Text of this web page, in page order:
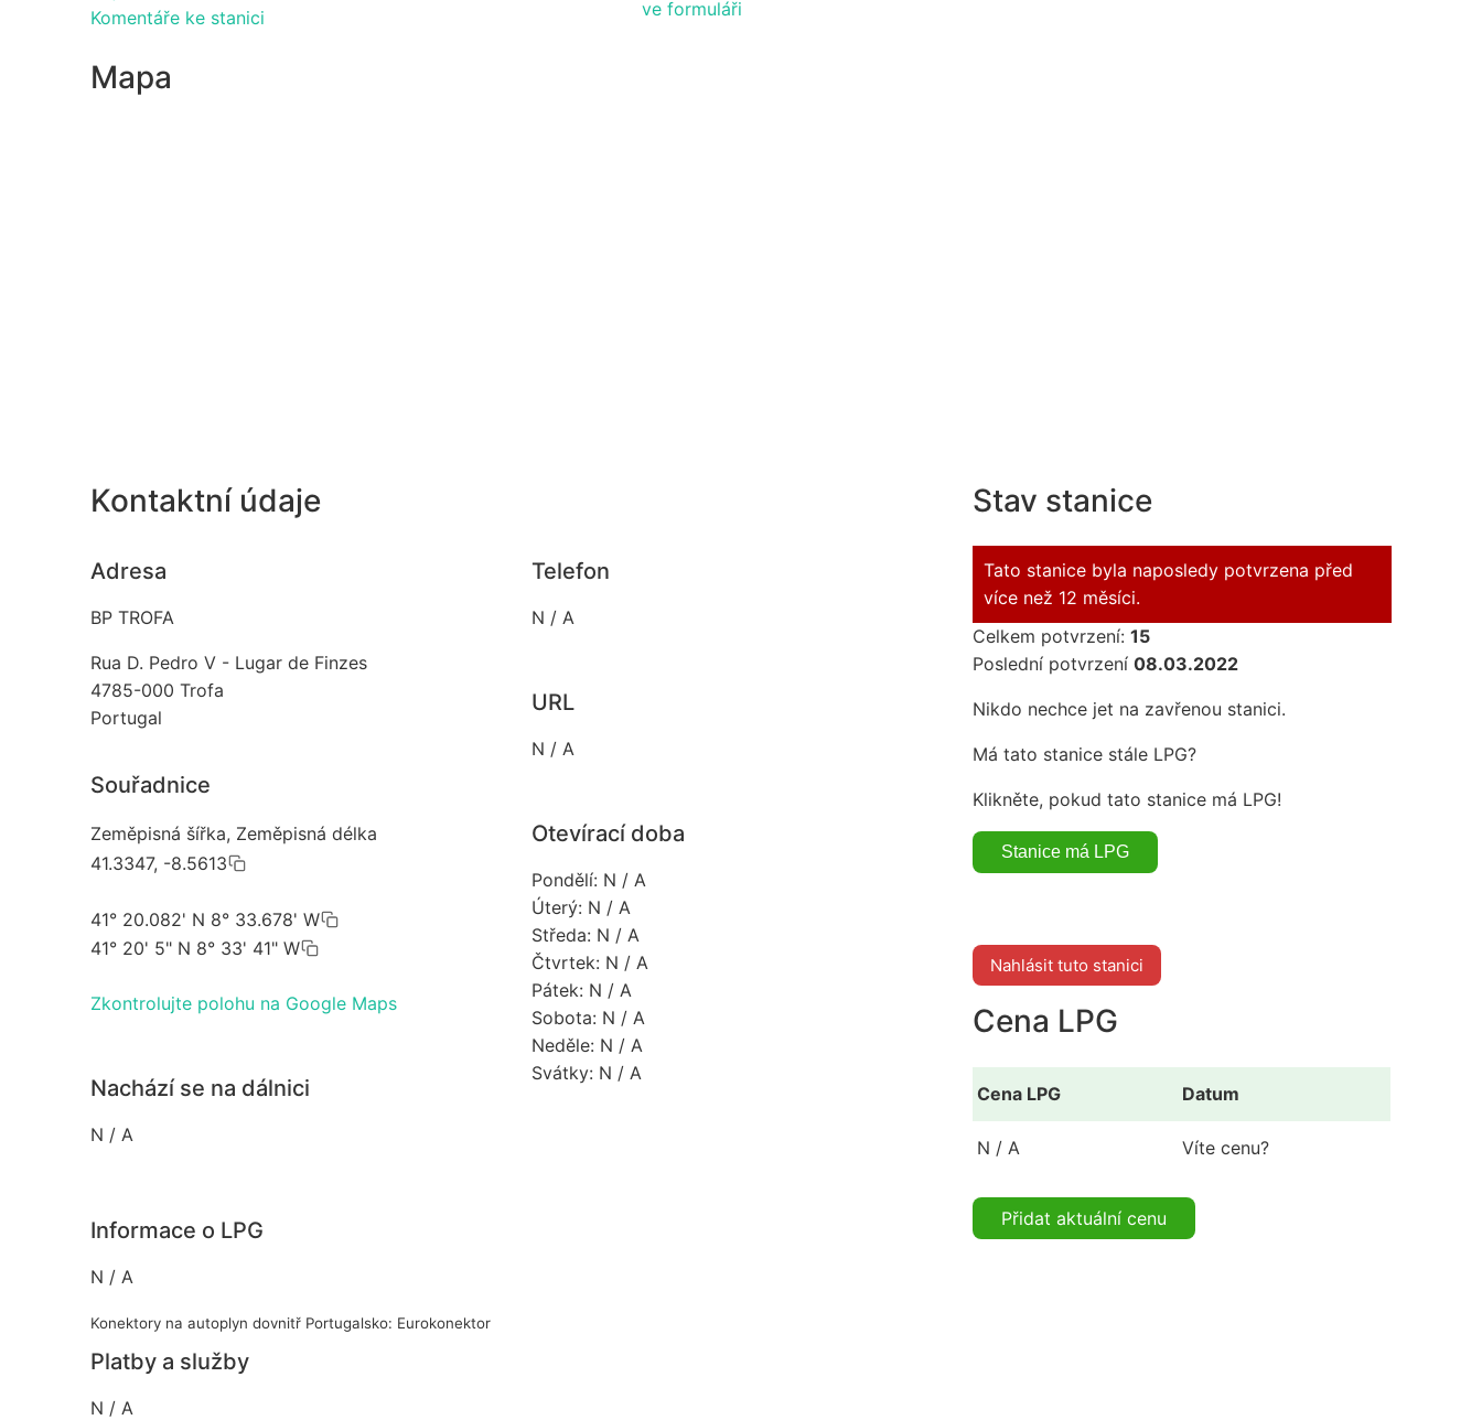
Komentáře ke stanici
ve formuláři
Mapa
Kontaktní údaje
Adresa
BP TROFA
Rua D. Pedro V - Lugar de Finzes
4785-000 Trofa
Portugal
Souřadnice
Zeměpisná šířka, Zeměpisná délka
41.3347, -8.5613
41° 20.082' N 8° 33.678' W
41° 20' 5" N 8° 33' 41" W
Zkontrolujte polohu na Google Maps
Nachází se na dálnici
N / A
Telefon
N / A
URL
N / A
Otevírací doba
Pondělí: N / A
Úterý: N / A
Středa: N / A
Čtvrtek: N / A
Pátek: N / A
Sobota: N / A
Neděle: N / A
Svátky: N / A
Informace o LPG
N / A
Konektory na autoplyn dovnitř Portugalsko: Eurokonektor
Platby a služby
N / A
Stav stanice
Tato stanice byla naposledy potvrzena před
více než 12 měsíci.
Celkem potvrzení: 15
Poslední potvrzení 08.03.2022
Nikdo nechce jet na zavřenou stanici.
Má tato stanice stále LPG?
Klikněte, pokud tato stanice má LPG!
Nahlásit tuto stanici
Cena LPG
Cena LPG Datum
N / A Víte cenu?
Přidat aktuální cenu